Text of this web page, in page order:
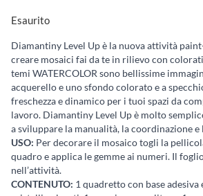
Esaurito
Diamantiny Level Up è la nuova attività
creare mosaici fai da te in rilievo con
temi WATERCOLOR sono bellissime
acquerello e uno sfondo colorato e a
freschezza e dinamico per i tuoi spazi da
lavoro. Diamantiny Level Up è molto
a sviluppare la manualità, la coordinazione
USO: Per decorare il mosaico togli la
quadro e applica le gemme ai numeri. Il
nell’attività.
CONTENUTO: 1 quadretto con base